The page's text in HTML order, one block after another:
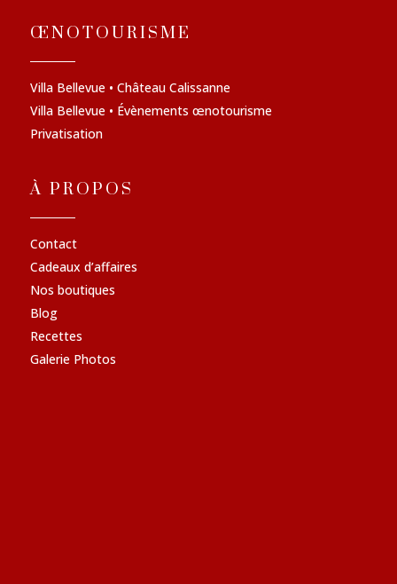
ŒNOTOURISME
Villa Bellevue • Château Calissanne
Villa Bellevue • Évènements œnotourisme
Privatisation
À PROPOS
Contact
Cadeaux d’affaires
Nos boutiques
Blog
Recettes
Galerie Photos